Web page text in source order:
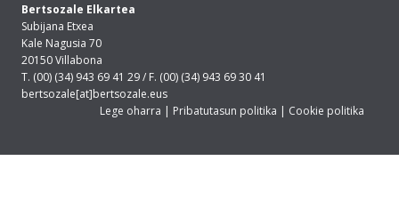
Bertsozale Elkartea
Subijana Etxea
Kale Nagusia 70
20150 Villabona
T. (00) (34) 943 69 41 29 / F. (00) (34) 943 69 30 41
bertsozale[at]bertsozale.eus
Lege oharra | Pribatutasun politika | Cookie politika